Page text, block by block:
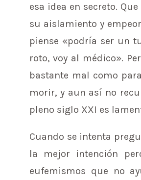
esa idea en secreto.
su aislamiento y
piense «podría ser un
roto, voy al médico».
bastante mal como
morir, y aun así no
pleno siglo XXI es
Cuando se intenta
la mejor intención
eufemismos que no